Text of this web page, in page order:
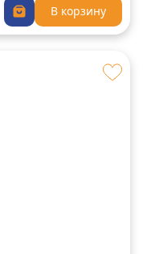
В корзину